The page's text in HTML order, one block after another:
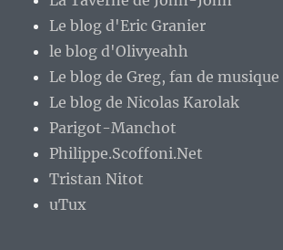
Le blog d'Eric Granier
le blog d'Olivyeahh
Le blog de Greg, fan de
Le blog de Nicolas Karolak
Parigot-Manchot
Philippe.Scoffoni.Net
Tristan Nitot
uTux